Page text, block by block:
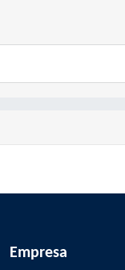
Empresa